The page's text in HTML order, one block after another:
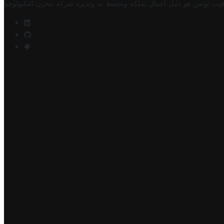
تونس هو دليل أعمال تملكه وتحتفظ به وتديره شركة مخزن التكنولوجيا